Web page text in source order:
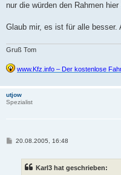
nur die würden den Rahmen hier
Glaub mir, es ist für alle besser.
Gruß Tom
www.Kfz.info – Der kostenlose
utjow
Spezialist
B20.08.2005, 16:48
Karl3 hat geschrieben: